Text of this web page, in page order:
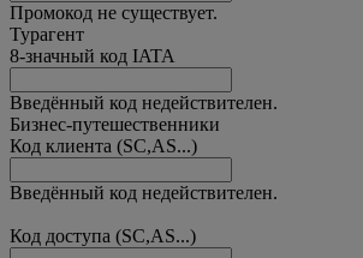
Промокод не существует.
Турагент
8-значный код IATA
Введённый код недействителен.
Бизнес-путешественники
Код клиента (SC,AS...)
Введённый код недействителен.
Код доступа (SC,AS...)